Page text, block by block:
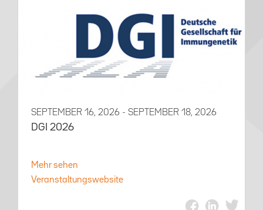
SEPTEMBER 16, 2026 - SEPTEMBER 18, 2026
DGI 2026
Mehr sehen
Veranstaltungswebsite